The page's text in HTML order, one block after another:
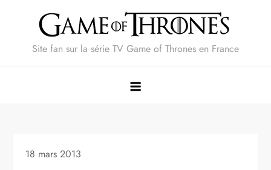
Site fan sur la série TV Game of Thrones en France
18 mars 2013